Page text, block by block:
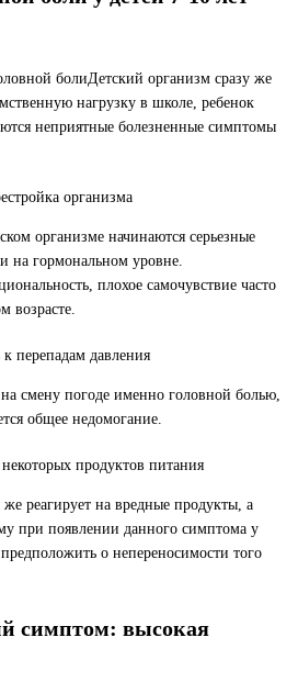
Детский организм сразу же
нагрузку в школе, ребенок
неприятные болезненные симптомы
организма
организме начинаются серьезные
на гормональном уровне.
плохое самочувствие часто
возрасте.
к перепадам давления
смену погоде именно головной болью,
общее недомогание.
продуктов питания
реагирует на вредные продукты, а
при появлении данного симптома у
о непереносимости того
симптом: высокая